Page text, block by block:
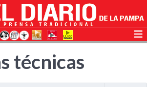
técnicas